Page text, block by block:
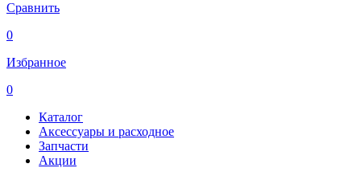
Сравнить
0
Избранное
0
Каталог
Аксессуары и расходное
Запчасти
Акции